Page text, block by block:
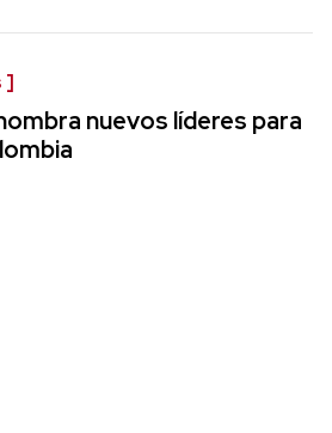
nuevos líderes para